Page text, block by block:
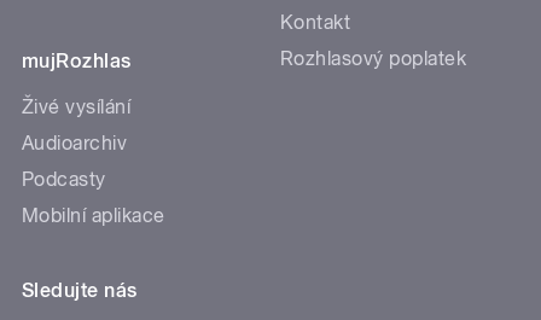
mujRozhlas
Živé vysílání
Audioarchiv
Podcasty
Mobilní aplikace
Kontakt
Rozhlasový poplatek
Sledujte nás